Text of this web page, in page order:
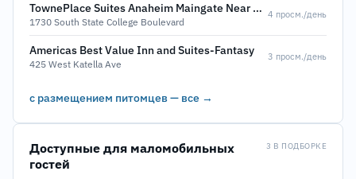
TownePlace Suites Anaheim Maingate Near Angel Stadium
1730 South State College Boulevard
4 просм./день
Americas Best Value Inn and Suites-Fantasy
425 West Katella Ave
3 просм./день
с размещением питомцев — все →
Доступные для маломобильных
гостей
3 В ПОДБОРКЕ